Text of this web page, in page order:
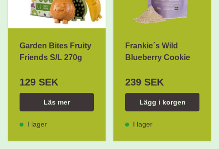
Garden Bites Fruity
Friends S/L 270g
129 SEK
Läs mer
I lager
Frankie´s Wild
Blueberry Cookie
239 SEK
Lägg i korgen
I lager